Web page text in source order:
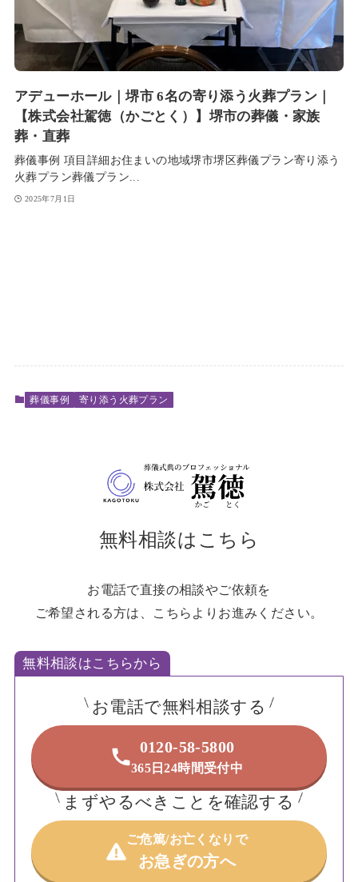
アデューホール｜堺市 6名の寄り添う火葬プラン｜
【株式会社駕徳（かごとく）】堺市の葬儀・家族
葬・直葬
葬儀事例 項目詳細お住まいの地域堺市堺区葬儀プラン寄り添う
火葬プラン葬儀プラン...
2025年7月1日
葬儀事例 寄り添う火葬プラン
無料相談はこちら
お電話で直接の相談やご依頼を
ご希望される方は、こちらよりお進みください。
無料相談はこちらから
お電話で無料相談する
0120-58-5800
365日24時間受付中
まずやるべきことを確認する
ご危篤/お亡くなりで
お急ぎの方へ